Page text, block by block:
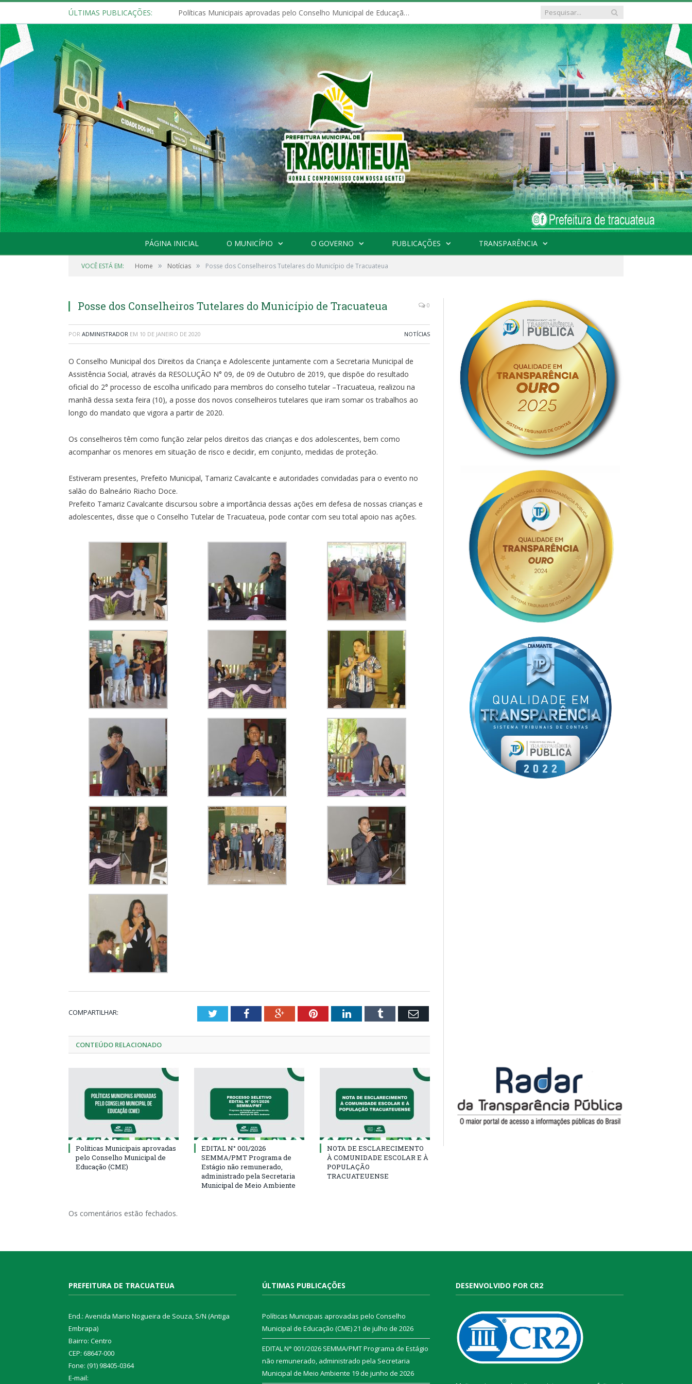
ÚLTIMAS PUBLICAÇÕES: Políticas Municipais aprovadas pelo Conselho Municipal de Educação (CME)
PÁGINA INICIAL O MUNICÍPIO O GOVERNO PUBLICAÇÕES TRANSPARÊNCIA
VOCÊ ESTÁ EM: Home » Notícias » Posse dos Conselheiros Tutelares do Município de Tracuateua
Posse dos Conselheiros Tutelares do Município de Tracuateua 0
POR ADMINISTRADOR EM 10 DE JANEIRO DE 2020 NOTÍCIAS
O Conselho Municipal dos Direitos da Criança e Adolescente juntamente com a Secretaria Municipal de
Assistência Social, através da RESOLUÇÃO N° 09, de 09 de Outubro de 2019, que dispõe do resultado
oficial do 2° processo de escolha unificado para membros do conselho tutelar –Tracuateua, realizou na
manhã dessa sexta feira (10), a posse dos novos conselheiros tutelares que iram somar os trabalhos ao
longo do mandato que vigora a partir de 2020.
Os conselheiros têm como função zelar pelos direitos das crianças e dos adolescentes, bem como
acompanhar os menores em situação de risco e decidir, em conjunto, medidas de proteção.
Estiveram presentes, Prefeito Municipal, Tamariz Cavalcante e autoridades convidadas para o evento no
salão do Balneário Riacho Doce.
Prefeito Tamariz Cavalcante discursou sobre a importância dessas ações em defesa de nossas crianças e
adolescentes, disse que o Conselho Tutelar de Tracuateua, pode contar com seu total apoio nas ações.
COMPARTILHAR: TwitterFacebookGoogle+PinterestLinkedInTumblr Email
CONTEÚDO RELACIONADO
Políticas Municipais aprovadas
pelo Conselho Municipal de
Educação (CME)
EDITAL N° 001/2026
SEMMA/PMT Programa de
Estágio não remunerado,
administrado pela Secretaria
Municipal de Meio Ambiente
NOTA DE ESCLARECIMENTO
À COMUNIDADE ESCOLAR E À
POPULAÇÃO
TRACUATEUENSE
Os comentários estão fechados.
PREFEITURA DE TRACUATEUA
End.: Avenida Mario Nogueira de Souza, S/N (Antiga
Embrapa)
Bairro: Centro
CEP: 68647-000
Fone: (91) 98405-0364
E-mail:
ÚLTIMAS PUBLICAÇÕES
Políticas Municipais aprovadas pelo Conselho
Municipal de Educação (CME)21 de julho de 2026
EDITAL N° 001/2026 SEMMA/PMT Programa de Estágio
não remunerado, administrado pela Secretaria
Municipal de Meio Ambiente 19 de junho de 2026
DESENVOLVIDO POR CR2